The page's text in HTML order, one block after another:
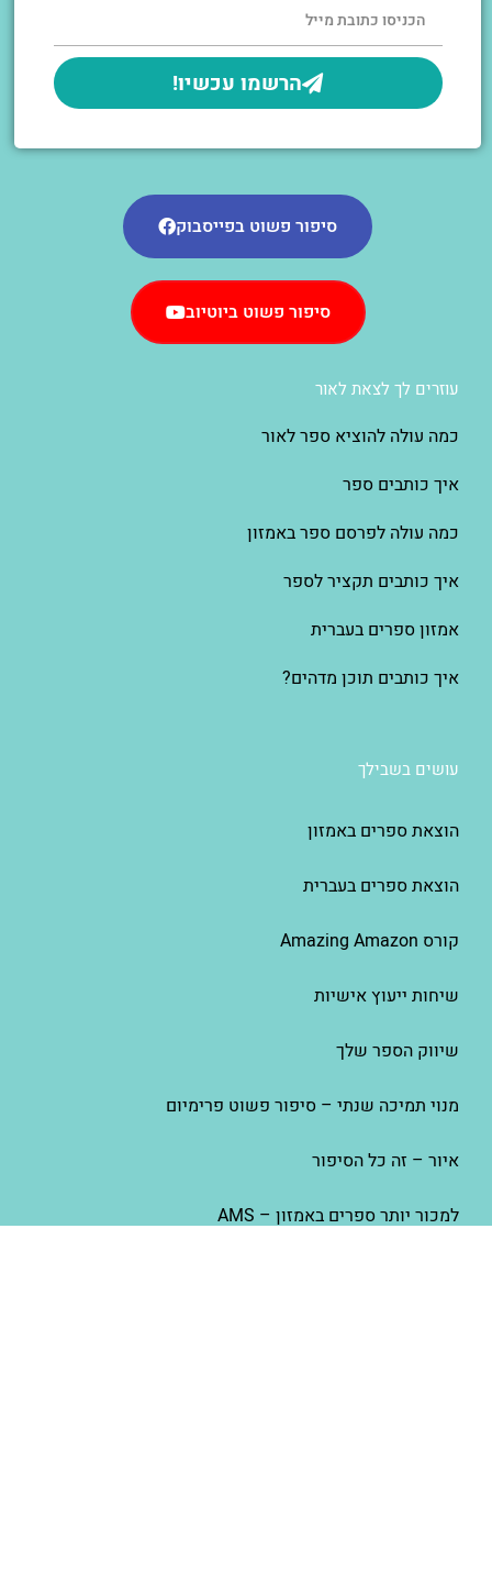
עושים בשבילך
הוצאת ספרים באמזון
הוצאת ספרים בעברית
קורס Amazing Amazon
שיחות ייעוץ אישיות
שיווק הספר שלך
מנוי תמיכה שנתי – סיפור פשוט פרימיום
איור – זה כל הסיפור
למכור יותר ספרים באמזון – AMS
עוזרים לך לצאת לאור
כמה עולה להוציא ספר לאור
איך כותבים ספר
כמה עולה לפרסם ספר באמזון
איך כותבים תקציר לספר
אמזון ספרים בעברית
איך כותבים תוכן מדהים?
הרשמו עכשיו!
סיפור פשוט בפייסבוק
סיפור פשוט ביוטיוב